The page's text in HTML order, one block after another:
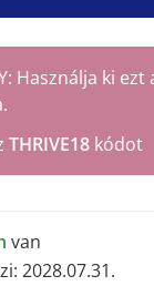
Használja ki
THRIVE18kódot
van
2028.07.31.